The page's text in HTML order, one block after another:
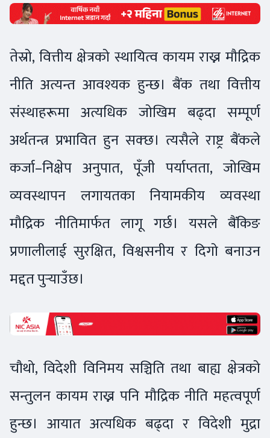
तेस्रो, वित्तीय क्षेत्रको स्थायित्व कायम राख्न मौद्रिक
नीति अत्यन्त आवश्यक हुन्छ। बैंक तथा वित्तीय
संस्थाहरूमा अत्यधिक जोखिम बढ्दा सम्पूर्ण
अर्थतन्त्र प्रभावित हुन सक्छ। त्यसैले राष्ट्र बैंकले
कर्जा–निक्षेप अनुपात, पूँजी पर्याप्तता, जोखिम
व्यवस्थापन लगायतका नियामकीय व्यवस्था
मौद्रिक नीतिमार्फत लागू गर्छ। यसले बैंकिङ
प्रणालीलाई सुरक्षित, विश्वसनीय र दिगो बनाउन
मद्दत पुर्‍याउँछ।
चौथो, विदेशी विनिमय सञ्चिति तथा बाह्य क्षेत्रको
सन्तुलन कायम राख्न पनि मौद्रिक नीति महत्वपूर्ण
हुन्छ। आयात अत्यधिक बढ्दा र विदेशी मुद्रा